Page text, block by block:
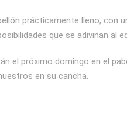
prácticamente lleno, con
que se adivinan al
el próximo domingo en el
en su cancha.